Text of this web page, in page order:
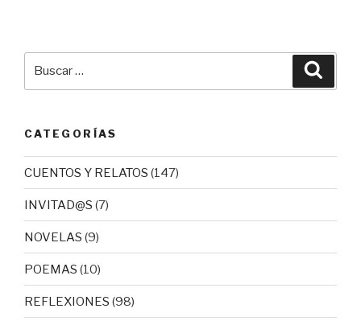
CATEGORÍAS
CUENTOS Y RELATOS (147)
INVITAD@S (7)
NOVELAS (9)
POEMAS (10)
REFLEXIONES (98)